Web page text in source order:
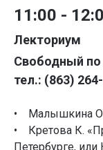
11:00 -
Лекториум
Свободный по
тел.: (863)
• Малышкина О.
• Кретова К.
Петербурге,